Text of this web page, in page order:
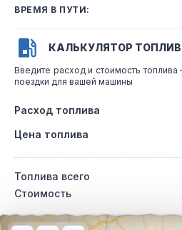
ВРЕМЯ В ПУТИ:
КАЛЬКУЛЯТОР
Введите расход и стоимость
поездки для вашей машины
Расход топлива
Цена топлива
Топлива всего
Стоимость
Интерактивная карта